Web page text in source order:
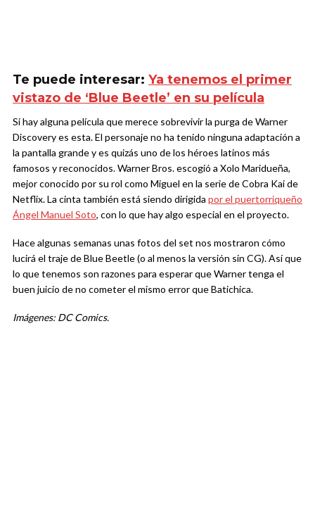
Te puede interesar: Ya tenemos el primer
vistazo de ‘Blue Beetle’ en su película
Si hay alguna película que merece sobrevivir la purga de Warner
Discovery es esta. El personaje no ha tenido ninguna adaptación a
la pantalla grande y es quizás uno de los héroes latinos más
famosos y reconocidos. Warner Bros. escogió a Xolo Maridueña,
mejor conocido por su rol como Miguel en la serie de Cobra Kai de
Netflix. La cinta también está siendo dirigida por el puertorriqueño
Ángel Manuel Soto, con lo que hay algo especial en el proyecto.
Hace algunas semanas unas fotos del set nos mostraron cómo
lucirá el traje de Blue Beetle (o al menos la versión sin CG). Así que
lo que tenemos son razones para esperar que Warner tenga el
buen juicio de no cometer el mismo error que Batichica.
Imágenes: DC Comics.